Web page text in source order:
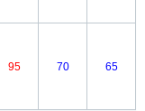
95 70 65